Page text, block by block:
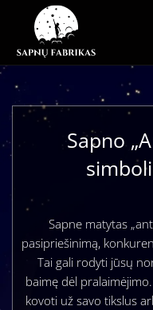
Sapno
Sapne matytas
pasipriešinimą,
Tai gali rodyti jūsų
baimę dėl
kovoti už savo tikslus